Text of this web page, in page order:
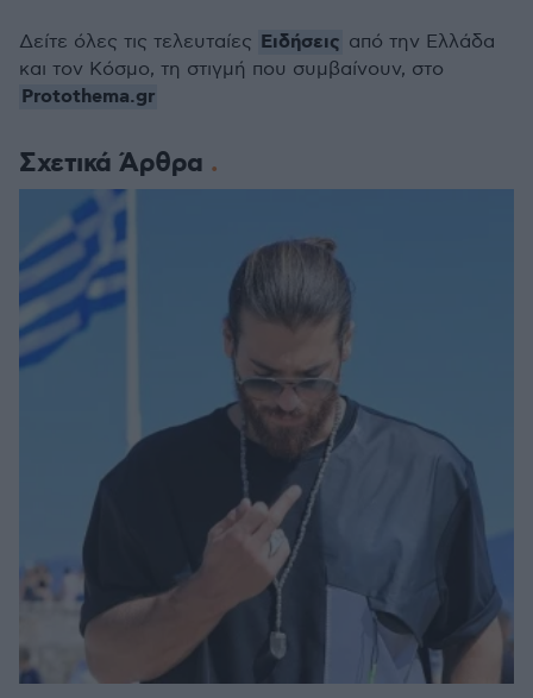
Σχετικά Άρθρα
Δείτε όλες τις τελευταίες Ειδήσεις από την Ελλάδα
και τον Κόσμο, τη στιγμή που συμβαίνουν, στο
Protothema.gr